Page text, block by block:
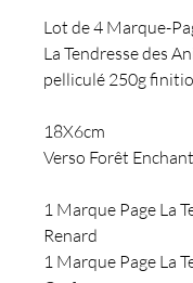
Lot de 4 Marque-
La Tendresse des
pelliculé 250g
18X6cm
Verso Forêt
1 Marque Page La
Renard
1 Marque Page La